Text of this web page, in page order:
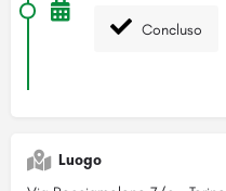
Concluso
Luogo